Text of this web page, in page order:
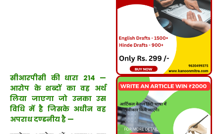
सीआरपीसी की धारा 214 —
आरोप के शब्दों का वह अर्थ
लिया जाएगा जो उनका उस
विधि में है जिसके अधीन वह
अपराध दण्डनीय है —